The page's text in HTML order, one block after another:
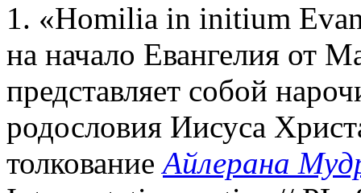
1. «Homilia in initium
на начало Евангелия от
представляет собой
родословия Иисуса
толкованиеАйлерана